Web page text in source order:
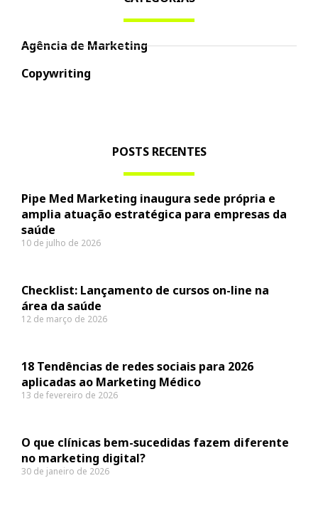
Agência de Marketing
Copywriting
POSTS RECENTES
Pipe Med Marketing inaugura sede própria e
amplia atuação estratégica para empresas da
saúde
10 de julho de 2026
Checklist: Lançamento de cursos on-line na
área da saúde
12 de março de 2026
18 Tendências de redes sociais para 2026
aplicadas ao Marketing Médico
13 de fevereiro de 2026
O que clínicas bem-sucedidas fazem diferente
no marketing digital?
30 de janeiro de 2026